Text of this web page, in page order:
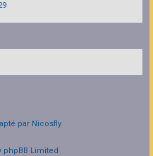
par Nicosfly
Limited